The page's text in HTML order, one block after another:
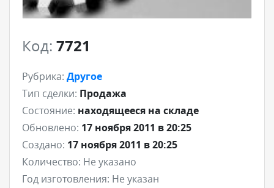
Код: 7721
Рубрика: Другое
Тип сделки: Продажа
Состояние: находящееся на складе
Обновлено: 17 ноября 2011 в 20:25
Создано: 17 ноября 2011 в 20:25
Количество: Не указано
Год изготовления: Не указан